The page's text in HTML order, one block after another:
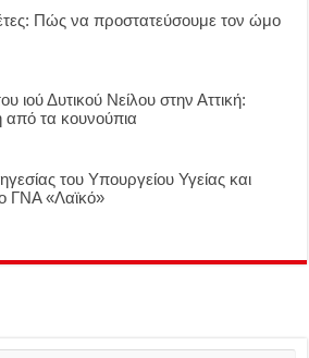
Πώς να προστατεύσουμε τον ώμο
ιού Δυτικού Νείλου στην Αττική:
από τα κουνούπια
του Υπουργείου Υγείας και
ΓΝΑ «Λαϊκό»